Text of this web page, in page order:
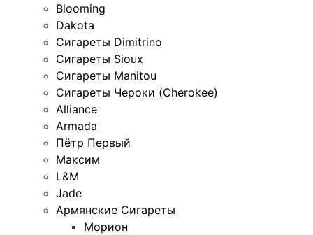
Blooming
Dakota
Сигареты Dimitrino
Сигареты Sioux
Сигареты Manitou
Сигареты Чероки (Cherokee)
Alliance
Armada
Пётр Первый
Максим
L&M
Jade
Армянские Сигареты
Морион